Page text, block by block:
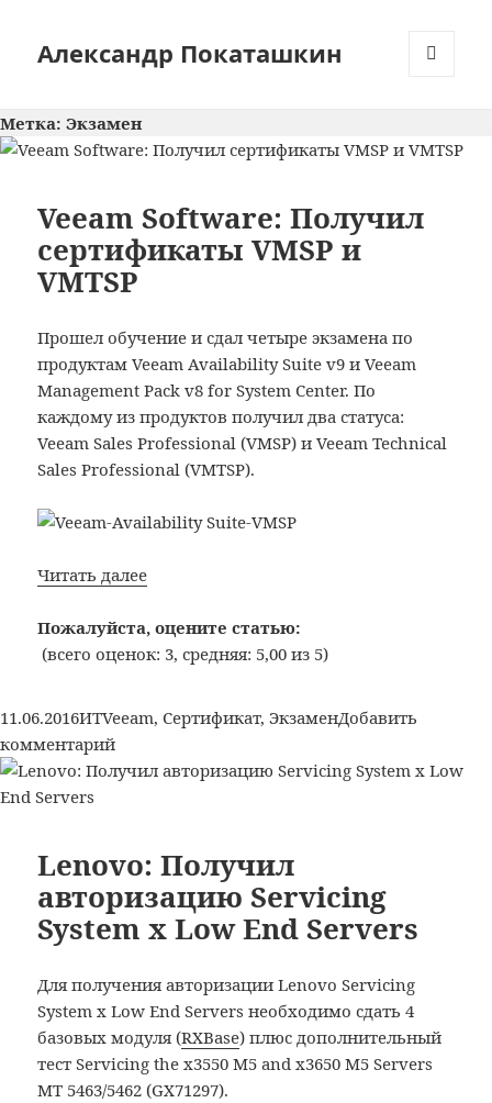
Александр Покаташкин
Метка: Экзамен
Veeam Software: Получил
сертификаты VMSP и
VMTSP
Прошел обучение и сдал четыре экзамена по
продуктам Veeam Availability Suite v9 и Veeam
Management Pack v8 for System Center. По
каждому из продуктов получил два статуса:
Veeam Sales Professional (VMSP) и Veeam Technical
Sales Professional (VMTSP).
Читать далееVeeam
Получил
сертификаты
VMTSP
Пожалуйста, оцените статью:
(всего оценок: 3, средняя: 5,00 из 5)
Опубликовано
11.06.2016Рубрики
ИТМетки
Veeam, Сертификат, ЭкзаменДобавить
комментарийк
записи
сертификаты
VMSP
и
Lenovo: Получил
авторизацию Servicing
System x Low End Servers
Для получения авторизации Lenovo Servicing
System x Low End Servers необходимо сдать 4
базовых модуля (RXBase) плюс дополнительный
тест Servicing the x3550 M5 and x3650 M5 Servers
MT 5463/5462 (GX71297).